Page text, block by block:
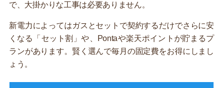
で、大掛かりな工事は必要ありません。
新電力によってはガスとセットで契約するだけでさらに安
くなる「セット割」や、Pontaや楽天ポイントが貯まるプ
ランがあります。賢く選んで毎月の固定費をお得にしまし
ょう。